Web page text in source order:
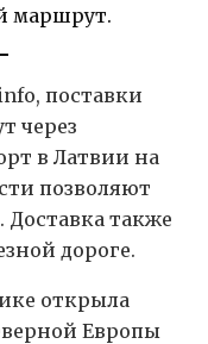
маршрут.
поставки
через
в Латвии на
позволяют
Доставка также
дороге.
открыла
Европы